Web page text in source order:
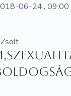
06-24.,